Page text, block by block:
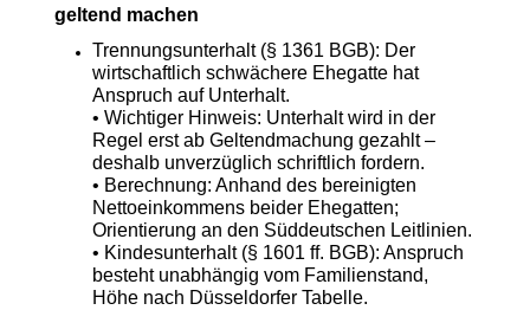
geltend machen
Trennungsunterhalt (§ 1361 BGB): Der
wirtschaftlich schwächere Ehegatte hat
Anspruch auf Unterhalt.
• Wichtiger Hinweis: Unterhalt wird in der
Regel erst ab Geltendmachung gezahlt –
deshalb unverzüglich schriftlich fordern.
• Berechnung: Anhand des bereinigten
Nettoeinkommens beider Ehegatten;
Orientierung an den Süddeutschen Leitlinien.
• Kindesunterhalt (§ 1601 ff. BGB): Anspruch
besteht unabhängig vom Familienstand,
Höhe nach Düsseldorfer Tabelle.